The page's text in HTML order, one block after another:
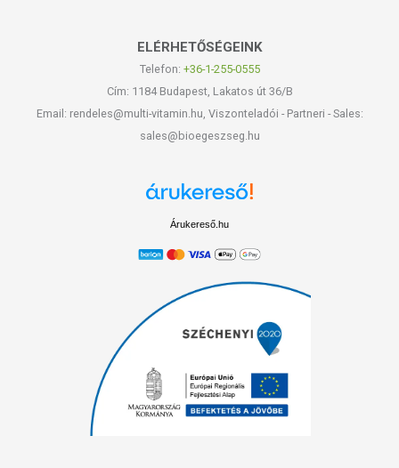
ELÉRHETŐSÉGEINK
Telefon: +36-1-255-0555
Cím: 1184 Budapest, Lakatos út 36/B
Email: rendeles@multi-vitamin.hu, Viszonteladói - Partneri - Sales:
sales@bioegeszseg.hu
Árukereső.hu